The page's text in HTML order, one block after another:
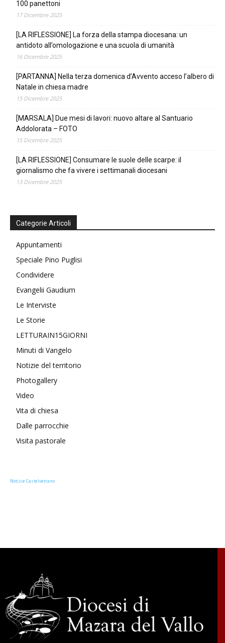
100 panettoni
17 Dicembre 2025
[LA RIFLESSIONE] La forza della stampa diocesana: un
antidoto all’omologazione e una scuola di umanità
16 Dicembre 2025
[PARTANNA] Nella terza domenica d’Avvento acceso l’albero di
Natale in chiesa madre
15 Dicembre 2025
[MARSALA] Due mesi di lavori: nuovo altare al Santuario
Addolorata – FOTO
15 Dicembre 2025
[LA RIFLESSIONE] Consumare le suole delle scarpe: il
giornalismo che fa vivere i settimanali diocesani
13 Dicembre 2025
Categorie Articoli
Appuntamenti
Speciale Pino Puglisi
Condividere
Evangelii Gaudium
Le Interviste
Le Storie
LETTURAIN15GIORNI
Minuti di Vangelo
Notizie del territorio
Photogallery
Video
Vita di chiesa
Dalle parrocchie
Visita pastorale
Notizie Castelvetrano